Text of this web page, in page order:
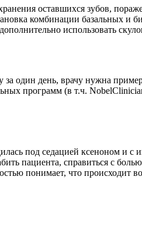
оставшихся зубов,
комбинации базальных и
использовать
один день, врачу нужна
программ (в т.ч.
под седацией ксеноном и
пациента, справиться с
понимает, что происходит